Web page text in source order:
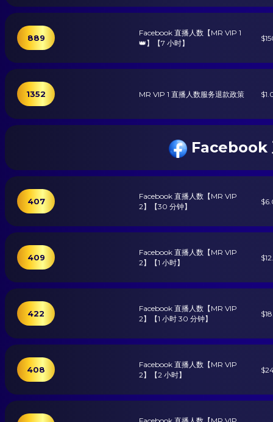
889
Facebook 直播人数【MR VIP 1
👑】【7 小时】
1352 MR VIP 1 直播人数服务退款政策
Facebook
407
Facebook 直播人数【MR VIP
2】【30 分钟】
409
Facebook 直播人数【MR VIP
2】【1 小时】
422
Facebook 直播人数【MR VIP
2】【1 小时 30 分钟】
408
Facebook 直播人数【MR VIP
2】【2 小时】